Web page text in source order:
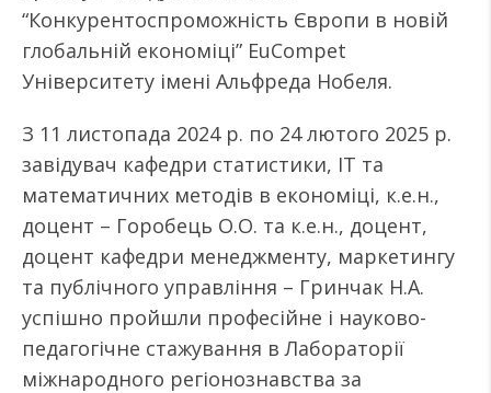
“Конкурентоспроможність Європи в новій
глобальній економіці” EuСompet
Університету імені Альфреда Нобеля.
З 11 листопада 2024 р. по 24 лютого 2025 р.
завідувач кафедри статистики, ІТ та
математичних методів в економіці, к.е.н.,
доцент – Горобець О.О. та к.е.н., доцент,
доцент кафедри менеджменту, маркетингу
та публічного управління – Гринчак Н.А.
успішно пройшли професійне і науково-
педагогічне стажування в Лабораторії
міжнародного регіонознавства за